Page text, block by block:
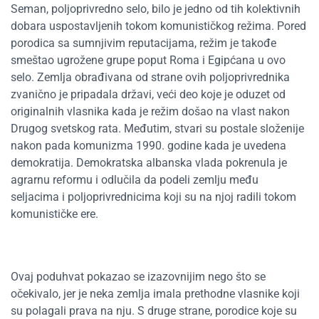
Seman, poljoprivredno selo, bilo je jedno od tih kolektivnih
dobara uspostavljenih tokom komunističkog režima. Pored
porodica sa sumnjivim reputacijama, režim je takođe
smeštao ugrožene grupe poput Roma i Egipćana u ovo
selo. Zemlja obrađivana od strane ovih poljoprivrednika
zvanično je pripadala državi, veći deo koje je oduzet od
originalnih vlasnika kada je režim došao na vlast nakon
Drugog svetskog rata. Međutim, stvari su postale složenije
nakon pada komunizma 1990. godine kada je uvedena
demokratija. Demokratska albanska vlada pokrenula je
agrarnu reformu i odlučila da podeli zemlju među
seljacima i poljoprivrednicima koji su na njoj radili tokom
komunističke ere.
Ovaj poduhvat pokazao se izazovnijim nego što se
očekivalo, jer je neka zemlja imala prethodne vlasnike koji
su polagali prava na nju. S druge strane, porodice koje su